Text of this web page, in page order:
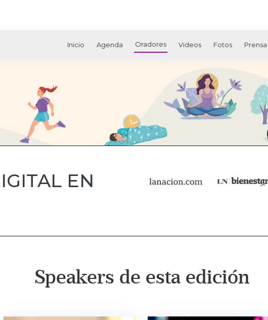
Inicio Agenda Oradores Videos Fotos Prensa
EN
Speakers de esta edición